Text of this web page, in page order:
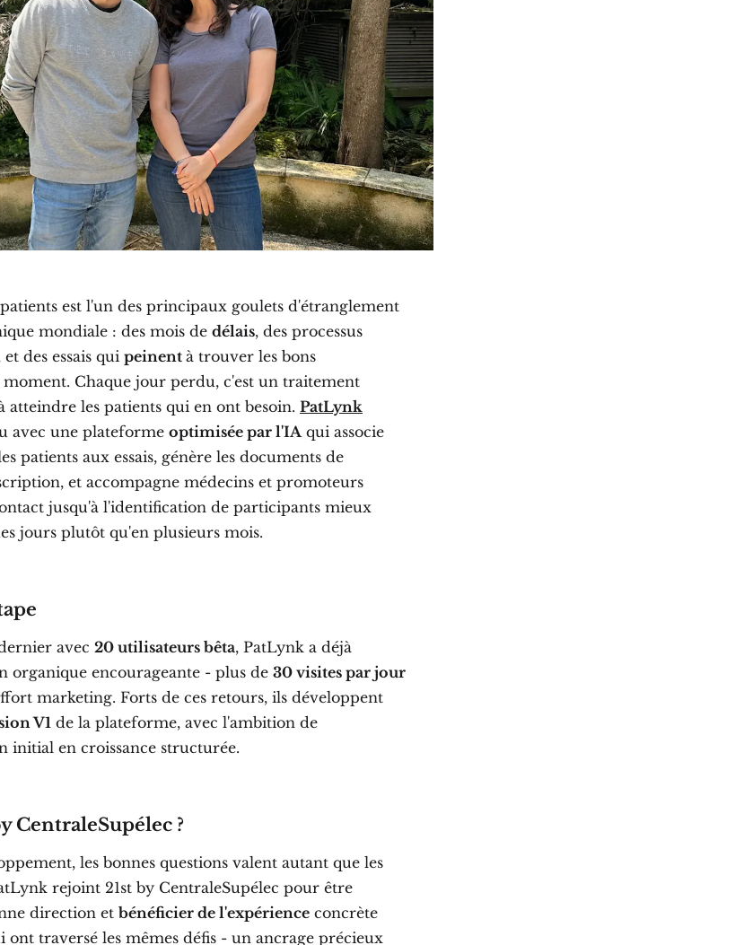
est l'un des principaux goulets d'étranglement
mondiale : des mois de délais, des processus
et des essais qui peinent à trouver les bons
Chaque jour perdu, c'est un traitement
atteindre les patients qui en ont besoin. PatLynk
avec une plateforme optimisée par l'IAqui associe
patients aux essais, génère les documents de
et accompagne médecins et promoteurs
jusqu'à l'identification de participants mieux
jours plutôt qu'en plusieurs mois.
avec 20 utilisateurs bêta, PatLynk a déjà
organique encourageante - plus de 30 visites par jour
marketing. Forts de ces retours, ils développent
V1 de la plateforme, avec l'ambition de
initial en croissance structurée.
CentraleSupélec ?
les bonnes questions valent autant que les
rejoint 21st by CentraleSupélec pour être
direction et bénéficier de l'expérience concrète
ont traversé les mêmes défis - un ancrage précieux